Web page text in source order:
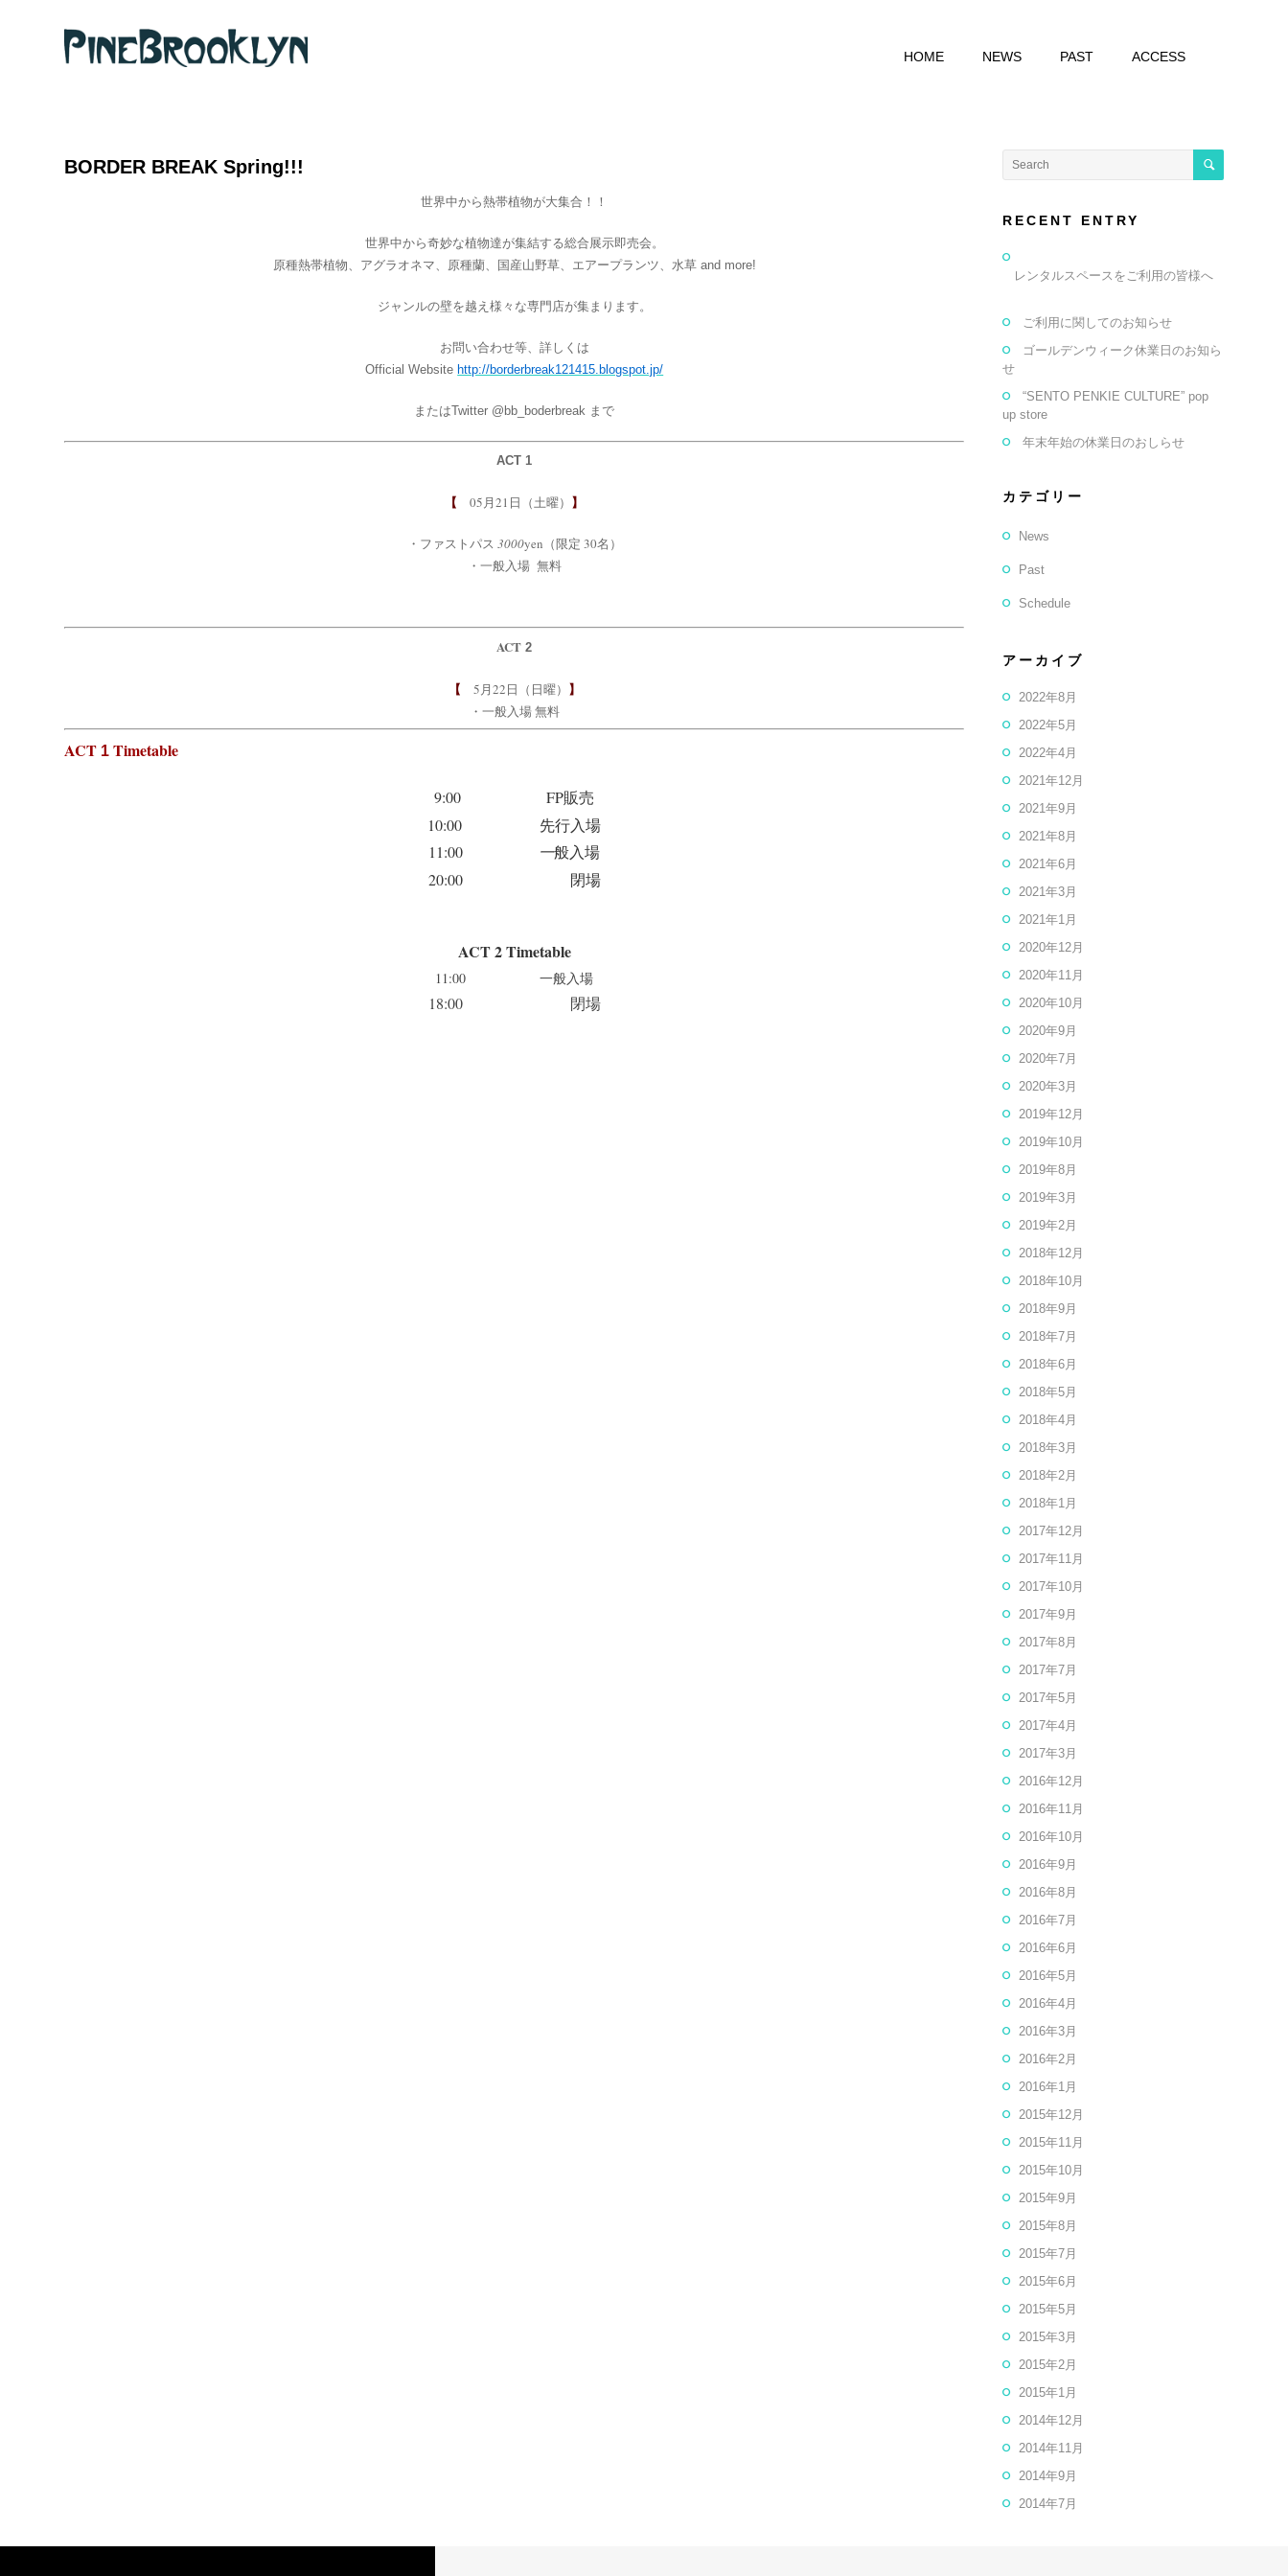
HOME NEWS PAST ACCESS
BORDER BREAK Spring!!!
世界中から熱帯植物が大集合！！
世界中から奇妙な植物達が集結する総合展示即売会。
原種熱帯植物、アグラオネマ、原種蘭、国産山野草、エアープランツ、水草 and more!
ジャンルの壁を越え様々な専門店が集まります。
お問い合わせ等、詳しくは
Official Website http://borderbreak121415.blogspot.jp/
またはTwitter @bb_boderbreak まで
ACT 1
【05月21日（土曜） 】
・ファストパス 3000yen （限定 30名 ）
・一般入場 無料
ACT2
【 5月22日（日曜） 】
・一般入場 無料
ACT 1 Timetable
9:00FP販売
10:00 先行入場
11:00 一般入場
20:00
閉場
ACT 2 Timetable
11:00 一般入場
18:00 閉場
RECENT ENTRY
レンタルスペースをご利用の皆様へ
ご利用に関してのお知らせ
ゴールデンウィーク休業日のお知ら
せ
“SENTO PENKIE CULTURE” pop
up store
年末年始の休業日のおしらせ
カテゴリー
News
Past
Schedule
アーカイブ
2022年8月
2022年5月
2022年4月
2021年12月
2021年9月
2021年8月
2021年6月
2021年3月
2021年1月
2020年12月
2020年11月
2020年10月
2020年9月
2020年7月
2020年3月
2019年12月
2019年10月
2019年8月
2019年3月
2019年2月
2018年12月
2018年10月
2018年9月
2018年7月
2018年6月
2018年5月
2018年4月
2018年3月
2018年2月
2018年1月
2017年12月
2017年11月
2017年10月
2017年9月
2017年8月
2017年7月
2017年5月
2017年4月
2017年3月
2016年12月
2016年11月
2016年10月
2016年9月
2016年8月
2016年7月
2016年6月
2016年5月
2016年4月
2016年3月
2016年2月
2016年1月
2015年12月
2015年11月
2015年10月
2015年9月
2015年8月
2015年7月
2015年6月
2015年5月
2015年3月
2015年2月
2015年1月
2014年12月
2014年11月
2014年9月
2014年7月